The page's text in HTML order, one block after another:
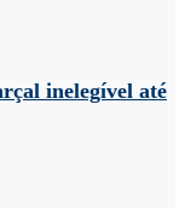
inelegível até